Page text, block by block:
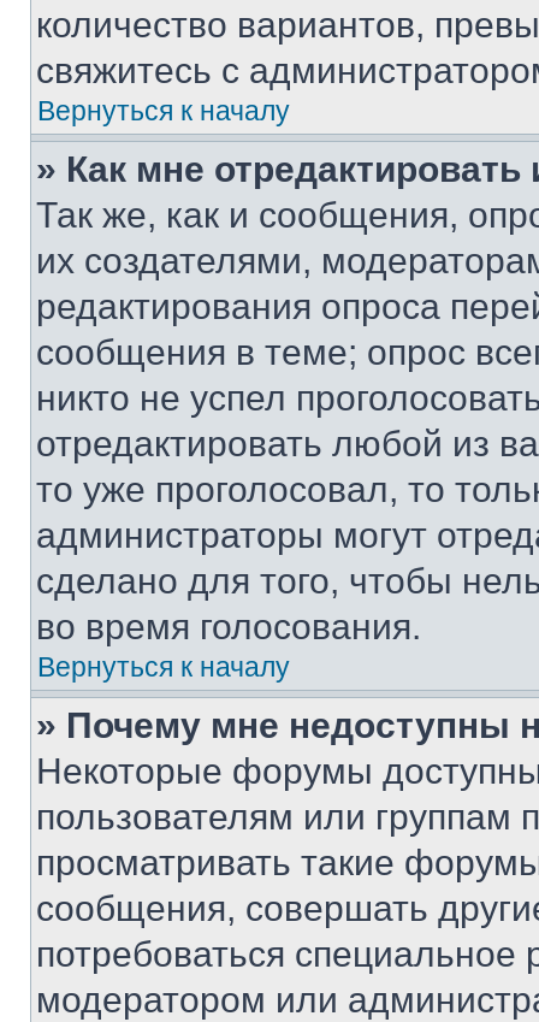
количество вариантов,
свяжитесь с
Вернуться к началу
» Как мне
Так же, как и сообщения,
их создателями,
редактирования опроса
сообщения в теме; опрос
никто не успел
отредактировать любой из
то уже проголосовал, то
администраторы могут
сделано для того, чтобы
во время голосования.
Вернуться к началу
» Почему мне недоступны
Некоторые форумы
пользователям или группам
просматривать такие
сообщения, совершать
потребоваться
модератором или